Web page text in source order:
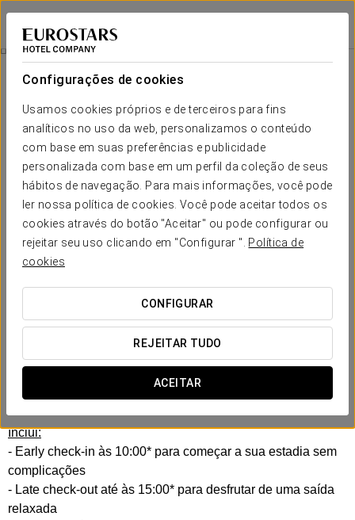
Configurações de cookies
Usamos cookies próprios e de terceiros para fins
analíticos no uso da web, personalizamos o conteúdo
com base em suas preferências e publicidade
personalizada com base em um perfil da coleção de seus
hábitos de navegação. Para mais informações, você pode
ler nossa política de cookies. Você pode aceitar todos os
cookies através do botão "Aceitar" ou pode configurar ou
rejeitar seu uso clicando em "Configurar ". Política de
cookies
CONFIGURAR
REJEITAR TUDO
ACEITAR
Exe Suites San Marino
CIDADE DO MÉXICO, CDMX
Experiência Business
55 $
Experiência Business
Horários flexíveis, tudo pensado para se adaptar à sua
agenda.
No Eurostars Suites San Marino criámos esta experiência
business a pensar na sua eficiência e conforto. Sem
pressas, sem complicações.
Inclui:
- Early check-in às 10:00* para começar a sua estadia sem
complicações
- Late check-out até às 15:00* para desfrutar de uma saída
relaxada